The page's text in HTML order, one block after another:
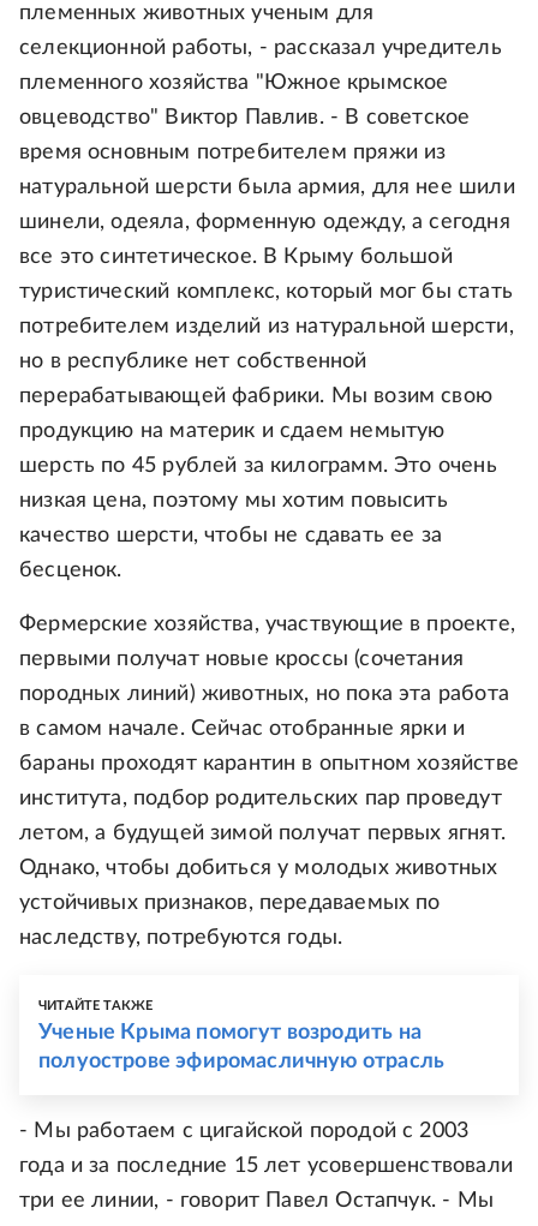
племенных животных ученым для
селекционной работы, - рассказал учредитель
племенного хозяйства "Южное крымское
овцеводство" Виктор Павлив. - В советское
время основным потребителем пряжи из
натуральной шерсти была армия, для нее шили
шинели, одеяла, форменную одежду, а сегодня
все это синтетическое. В Крыму большой
туристический комплекс, который мог бы стать
потребителем изделий из натуральной шерсти,
но в республике нет собственной
перерабатывающей фабрики. Мы возим свою
продукцию на материк и сдаем немытую
шерсть по 45 рублей за килограмм. Это очень
низкая цена, поэтому мы хотим повысить
качество шерсти, чтобы не сдавать ее за
бесценок.
Фермерские хозяйства, участвующие в проекте,
первыми получат новые кроссы (сочетания
породных линий) животных, но пока эта работа
в самом начале. Сейчас отобранные ярки и
бараны проходят карантин в опытном хозяйстве
института, подбор родительских пар проведут
летом, а будущей зимой получат первых ягнят.
Однако, чтобы добиться у молодых животных
устойчивых признаков, передаваемых по
наследству, потребуются годы.
ЧИТАЙТЕ ТАКЖЕ
Ученые Крыма помогут возродить на
полуострове эфиромасличную отрасль
- Мы работаем с цигайской породой с 2003
года и за последние 15 лет усовершенствовали
три ее линии, - говорит Павел Остапчук. - Мы